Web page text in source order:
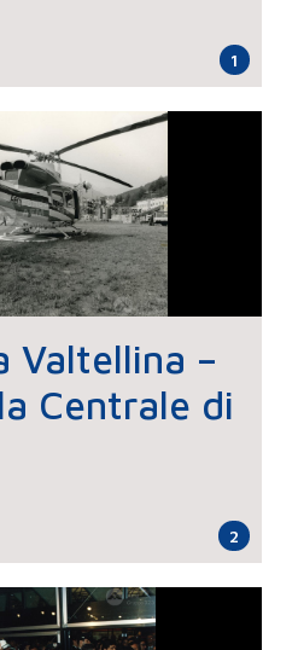
1
Valtellina –
Centrale di
2